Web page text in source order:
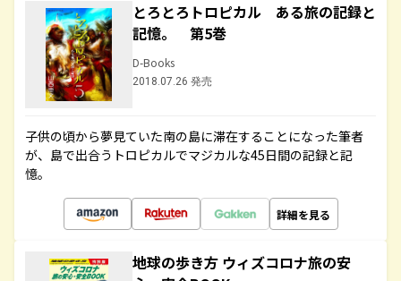
とろとろトロピカル ある旅の記録と
記憶。 第5巻
D-Books
2018.07.26 発売
子供の頃から夢見ていた南の島に滞在することになった筆者
が、島で出合うトロピカルでマジカルな45日間の記録と記
憶。
詳細を見る
地球の歩き方 ウィズコロナ旅の安